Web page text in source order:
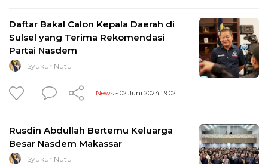
Daftar Bakal Calon Kepala Daerah di
Sulsel yang Terima Rekomendasi
Partai Nasdem
Syukur Nutu
News - 02 Juni 2024 19:02
Rusdin Abdullah Bertemu Keluarga
Besar Nasdem Makassar
Syukur Nutu